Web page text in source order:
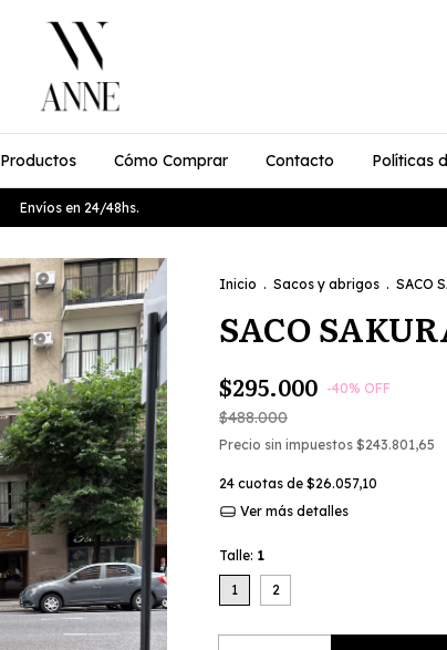
Productos Cómo Comprar Contacto Políticas
Envíos en 24/48hs.
Inicio . Sacos y abrigos . SACO
SACO
$295.000 -40% OFF
$488.000
Precio sin impuestos $243.801,65
24 cuotas de $26.057,10
Ver más detalles
Talle: 1
1 2